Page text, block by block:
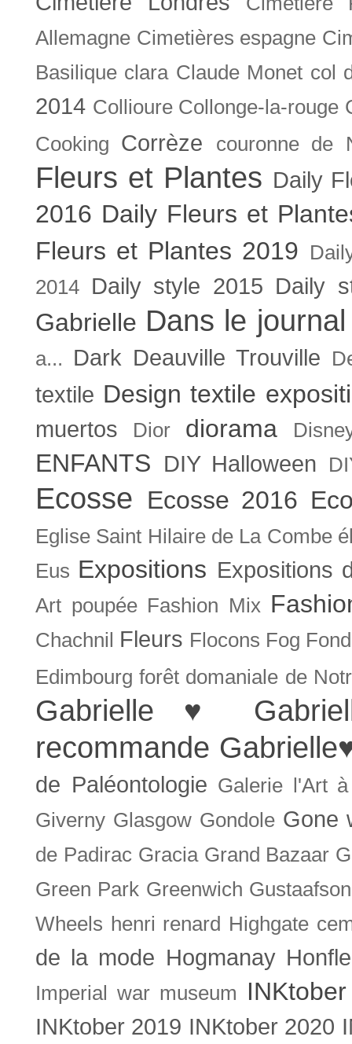
Allemagne Cimetières espagne
Basilique clara Claude Monet col
2014 Collioure Collonge-la-rouge
Cooking
Corrèze couronne de
Fleurs et Plantes Daily
2016 Daily Fleurs et
Fleurs et Plantes 2019
2014
Daily style 2015 Daily
Gabrielle Dans le journal
a... Dark Deauville Trouville
textile Design textile
muertos Dior diorama
ENFANTS DIY Halloween
Ecosse Ecosse 2016
Eglise Saint Hilaire de La Combe
Eus Expositions Expositions
Art poupée Fashion Mix
Chachnil Fleurs Flocons Fog
Edimbourg forêt domaniale de
Gabrielle ♥
recommande
de Paléontologie Galerie l'Art
Giverny Glasgow Gondole Gone
de Padirac Gracia Grand Bazaar
Green Park Greenwich Gustaafson
Wheels henri renard Highgate
de la mode Hogmanay
Imperial war museum INKtober
INKtober 2019 INKtober 2020